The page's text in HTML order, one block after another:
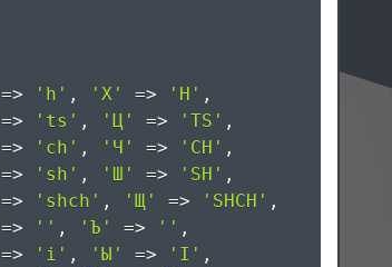
=> 'h' , 'Х' => 'H' ,
=> 'ts' , 'Ц' => 'TS' ,
=> 'ch' , 'Ч' => 'CH' ,
=> 'sh' , 'Ш' => 'SH' ,
=> 'shch' , 'Щ' => 'SHCH' ,
=> '' , 'Ъ' => '' ,
=> 'i' , 'Ы' => 'I' ,